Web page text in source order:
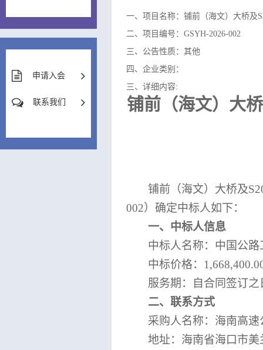
申请入会
联系我们
一、项目名称：铺前（海文）大桥及
二、项目编号：GSYH-2026-002
三、公告性质：其他
四、企业类别：
三、详细内容:
铺前（海文）大
铺前（海文）大桥及
002）确定中标人如下：
一、中标人信息
中标人名称：中国公
中标价格：
服务期：自合同签订之
二、联系方式
采购人名称：海南高
地址：海南省海口市美